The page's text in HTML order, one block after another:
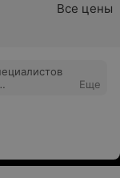
Все цены
Еще